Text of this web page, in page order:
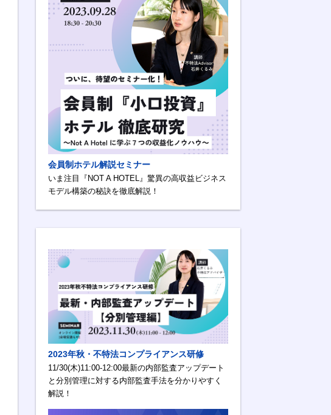
会員制ホテル解説セミナー
いま注目『NOT A HOTEL』驚異の高収益ビジネス
モデル構築の秘訣を徹底解説！
2023年秋・不特法コンプライアンス研修
11/30(木)11:00-12:00最新の内部監査アップデート
と分別管理に対する内部監査手法を分かりやすく
解説！